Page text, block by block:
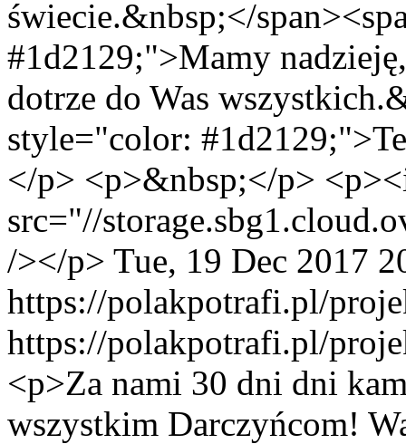
świecie.&nbsp;</
#1d2129;">Mamy
dotrze do Was
style="color:
</p> <p>&nbsp;</p>
src="//
/></p> Tue, 19 Dec 2017
https://polakpotrafi.pl/
https://polakpotrafi.pl/
<p>Za nami 30 dni dni
wszystkim Darczyńcom!